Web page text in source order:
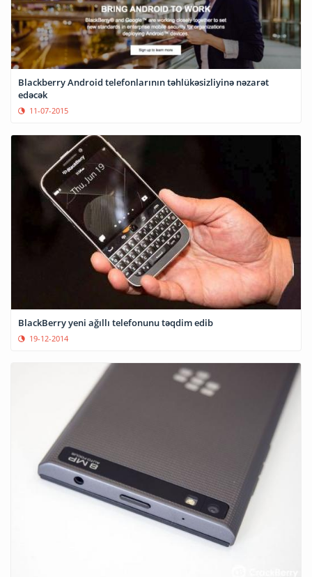
Blackberry Android telefonlarının təhlükəsizliyinə nəzarət
edəcək
11-07-2015
BlackBerry yeni ağıllı telefonunu təqdim edib
19-12-2014